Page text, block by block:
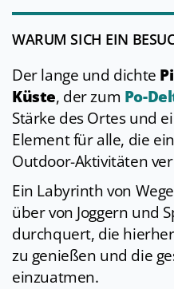
WARUM SICH EIN
Der lange und dichte
Küste, der zum Po-
Stärke des Ortes und
Element für alle, die
Outdoor-Aktivitäten
Ein Labyrinth von
über von Joggern und
durchquert, die
zu genießen und die
einzuatmen.